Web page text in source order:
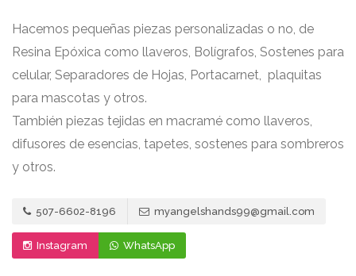
Hacemos pequeñas piezas personalizadas o no, de
Resina Epóxica como llaveros, Bolígrafos, Sostenes para
celular, Separadores de Hojas, Portacarnet, plaquitas
para mascotas y otros.
También piezas tejidas en macramé como llaveros,
difusores de esencias, tapetes, sostenes para sombreros
y otros.
507-6602-8196 myangelshands99@gmail.com
Instagram WhatsApp